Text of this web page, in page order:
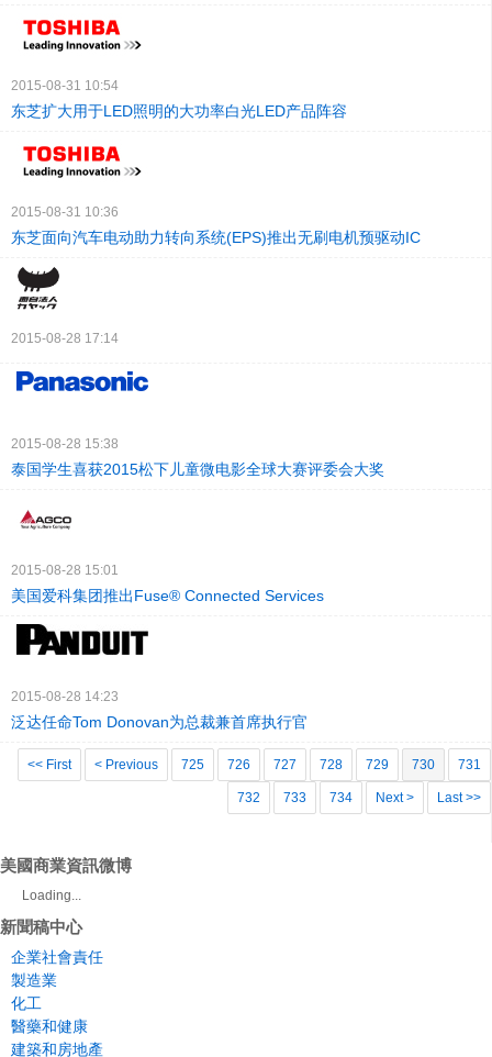
2015-08-31 10:54
东芝扩大用于LED照明的大功率白光LED产品阵容
2015-08-31 10:36
东芝面向汽车电动助力转向系统(EPS)推出无刷电机预驱动IC
2015-08-28 17:14
2015-08-28 15:38
泰国学生喜获2015松下儿童微电影全球大赛评委会大奖
2015-08-28 15:01
美国爱科集团推出Fuse® Connected Services
2015-08-28 14:23
泛达任命Tom Donovan为总裁兼首席执行官
<< First < Previous 725 726 727 728 729 730 731
732 733 734 Next > Last >>
美國商業資訊微博
Loading...
新聞稿中心
企業社會責任
製造業
化工
醫藥和健康
建築和房地產